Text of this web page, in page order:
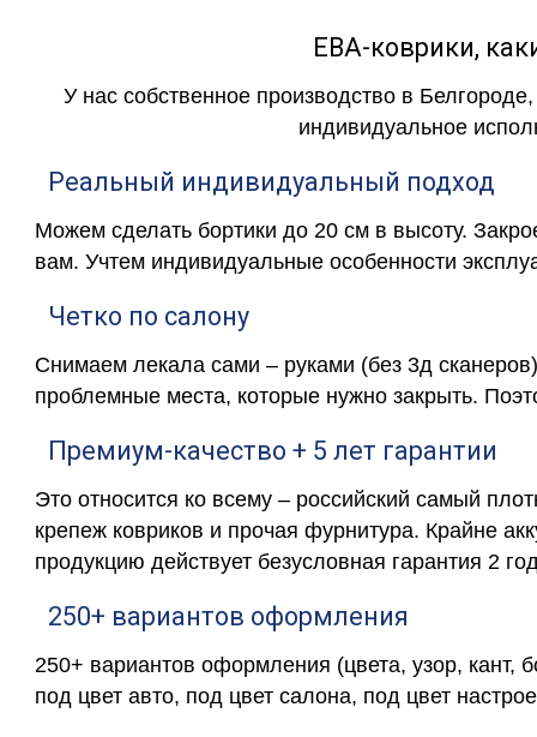
ЕВА-коврики,
У нас собственное производство в
индивидуальное
Реальный индивидуальный подход
Можем сделать бортики до 20 см в высоту.
вам. Учтем индивидуальные особенности
Четко по салону
Снимаем лекала сами – руками (без 3д
проблемные места, которые нужно закрыть.
Премиум-качество + 5 лет гарантии
Это относится ко всему – российский самый
крепеж ковриков и прочая фурнитура. Крайне
продукцию действует безусловная гарантия 2
250+ вариантов оформления
250+ вариантов оформления (цвета, узор, кант,
под цвет авто, под цвет салона, под цвет